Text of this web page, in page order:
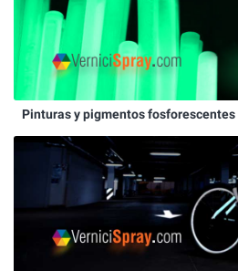
Pinturas y pigmentos fosforescentes